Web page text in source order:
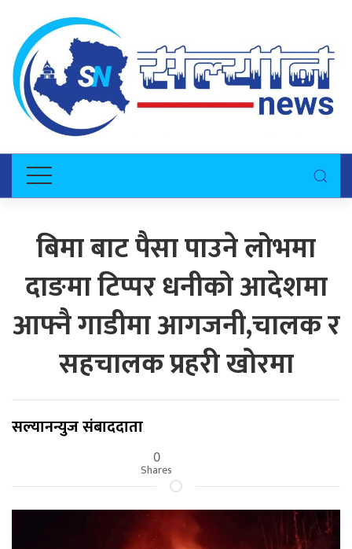
बिमा बाट पैसा पाउने लोभमा
दाङमा टिप्पर धनीको आदेशमा
आफ्नै गाडीमा आगजनी,चालक र
सहचालक प्रहरी खोरमा
सल्यानन्युज संबाददाता
0
Shares